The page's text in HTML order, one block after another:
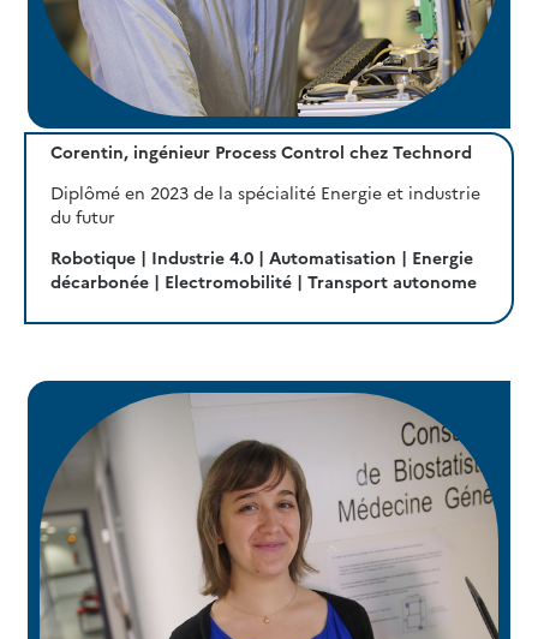
Corentin, ingénieur Process Control chez Technord
Diplômé en 2023 de la spécialité Energie et industrie
du futur
Robotique | Industrie 4.0 | Automatisation | Energie
décarbonée | Electromobilité | Transport autonome